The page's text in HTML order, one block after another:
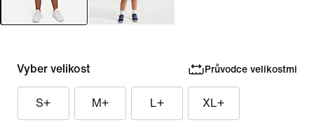
Vyber velikost Průvodce velikostmi
S+ M+ L+ XL+